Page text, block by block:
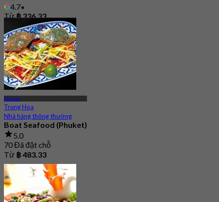
4.7
Từ฿ 336.33
Phuket
Trung Hoa
Nhà hàng thông thường
Boat Seafood (Phuket)
5.0
70 Đã đặt chỗ
Từ ฿ 483.33